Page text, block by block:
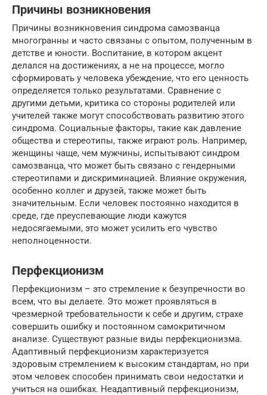
Причины возникновения
Причины возникновения синдрома самозванца
многогранны и часто связаны с опытом, полученным в
детстве и юности. Воспитание, в котором акцент
делался на достижениях, а не на процессе, могло
сформировать у человека убеждение, что его ценность
определяется только результатами. Сравнение с
другими детьми, критика со стороны родителей или
учителей также могут способствовать развитию этого
синдрома. Социальные факторы, такие как давление
общества и стереотипы, также играют роль. Например,
женщины чаще, чем мужчины, испытывают синдром
самозванца, что может быть связано с гендерными
стереотипами и дискриминацией. Влияние окружения,
особенно коллег и друзей, также может быть
значительным. Если человек постоянно находится в
среде, где преуспевающие люди кажутся
недосягаемыми, это может усилить его чувство
неполноценности.
Перфекционизм
Перфекционизм – это стремление к безупречности во
всем, что вы делаете. Это может проявляться в
чрезмерной требовательности к себе и другим, страхе
совершить ошибку и постоянном самокритичном
анализе. Существуют разные виды перфекционизма.
Адаптивный перфекционизм характеризуется
здоровым стремлением к высоким стандартам, но при
этом человек способен принимать свои недостатки и
учиться на ошибках. Неадаптивный перфекционизм,